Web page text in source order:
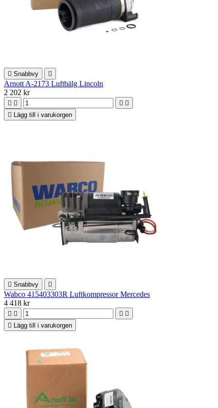
 Snabbvy 
Arnott A-2173 Luftbälg Lincoln
2 202 kr
   

Lägg till i varukorgen
 Snabbvy 
Wabco 415403303R Luftkompressor Mercedes
4 418 kr
   

Lägg till i varukorgen